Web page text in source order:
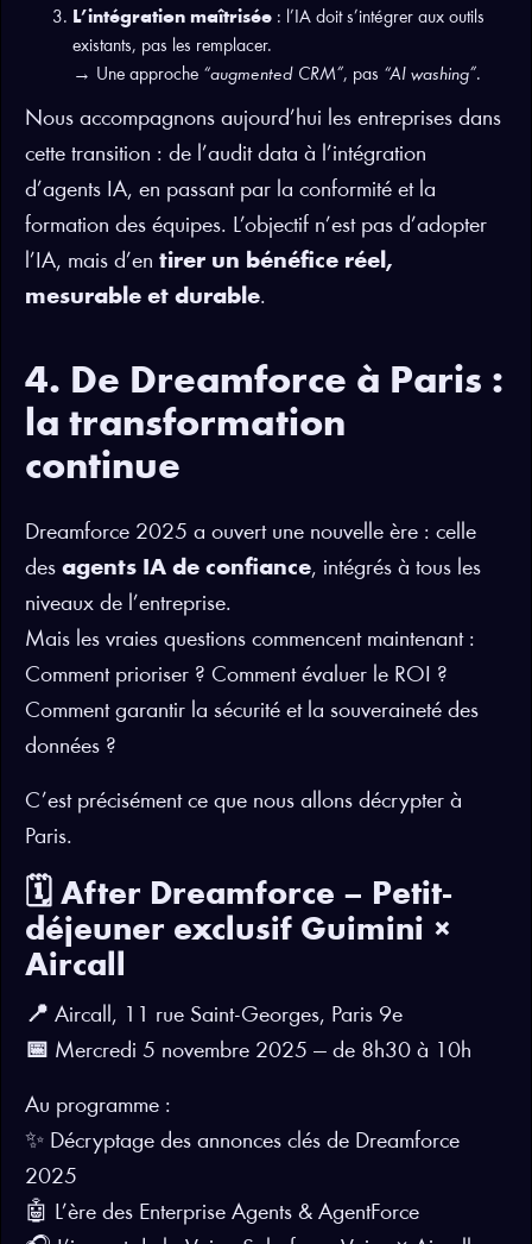
L’intégration maîtrisée : l’IA doit s’intégrer aux outils
existants, pas les remplacer.
→ Une approche “augmented CRM”, pas “AI washing”.
Nous accompagnons aujourd’hui les entreprises dans
cette transition : de l’audit data à l’intégration
d’agents IA, en passant par la conformité et la
formation des équipes. L’objectif n’est pas d’adopter
l’IA, mais d’en tirer un bénéfice réel,
mesurable et durable.
4. De Dreamforce à Paris :
la transformation
continue
Dreamforce 2025 a ouvert une nouvelle ère : celle
des agents IA de confiance, intégrés à tous les
niveaux de l’entreprise.
Mais les vraies questions commencent maintenant :
Comment prioriser ? Comment évaluer le ROI ?
Comment garantir la sécurité et la souveraineté des
données ?
C’est précisément ce que nous allons décrypter à
Paris.
🗓️ After Dreamforce – Petit-
déjeuner exclusif Guimini ×
Aircall
📍 Aircall, 11 rue Saint-Georges, Paris 9e
📅 Mercredi 5 novembre 2025 — de 8h30 à 10h
Au programme :
✨ Décryptage des annonces clés de Dreamforce
2025
🤖 L’ère des Enterprise Agents & AgentForce